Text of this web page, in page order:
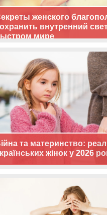
женского
внутренний
мире
та материнство:
жінок у 2026